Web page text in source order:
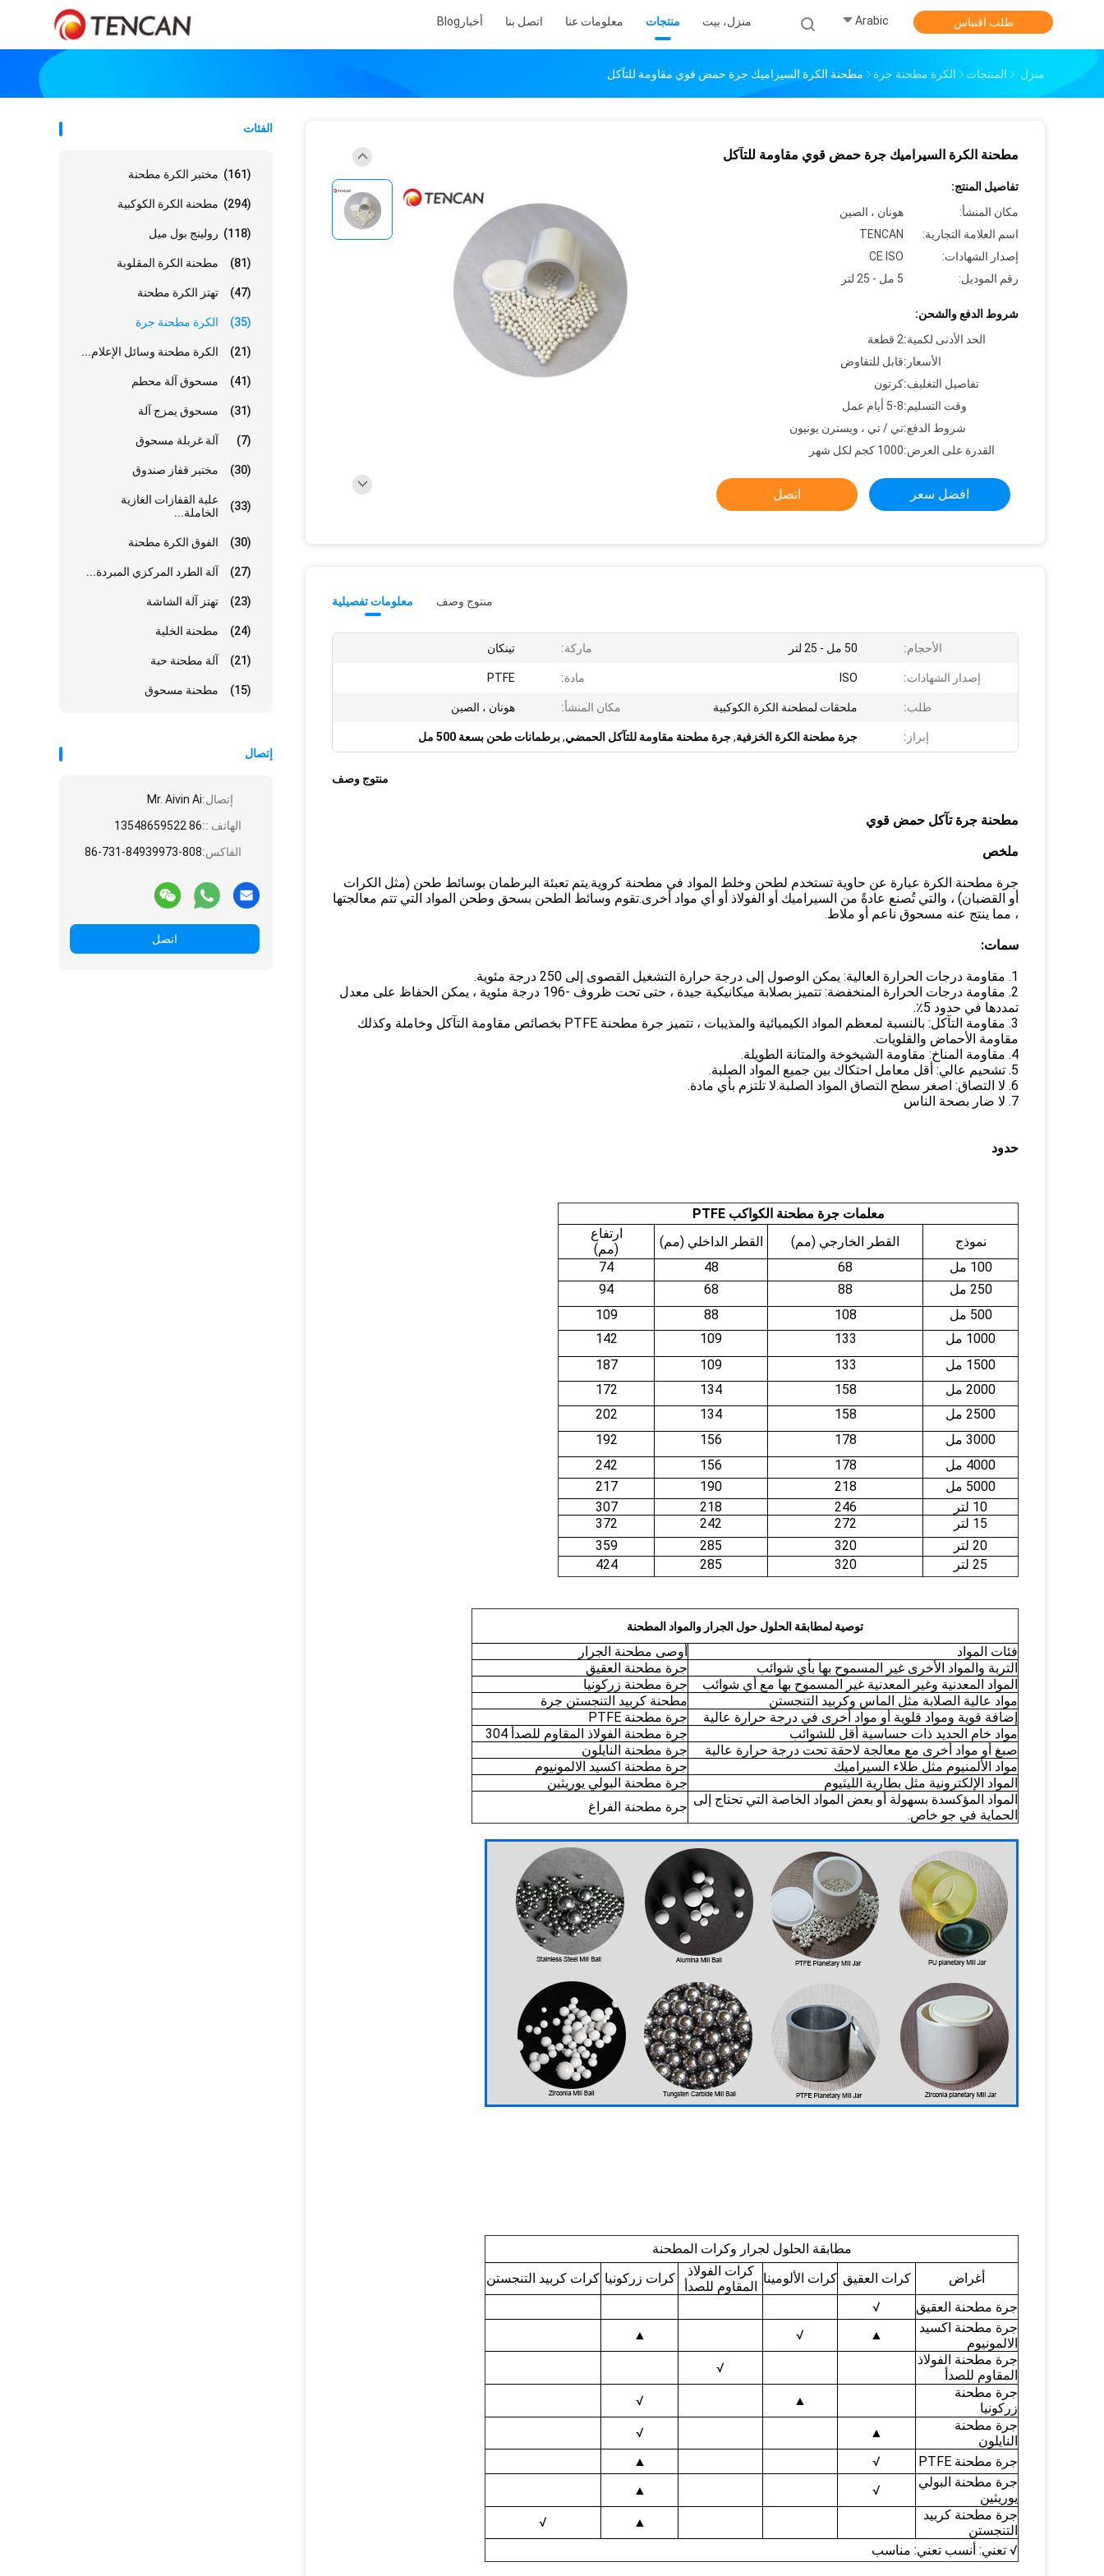
منزل، بيت منتجات معلومات عنا اتصل بنا أخبار Blog Arabic طلب اقتباس
منزل المنتجات الكرة مطحنة جرة مطحنة الكرة السيراميك جرة حمض قوي مقاومة للتآكل
الفئات
مختبر الكرة مطحنة (161)
مطحنة الكرة الكوكبية (294)
رولينج بول ميل (118)
مطحنة الكرة المقلوبة (81)
تهتز الكرة مطحنة (47)
الكرة مطحنة جرة (35)
الكرة مطحنة وسائل الإعلام... (21)
مسحوق آلة محطم (41)
مسحوق يمزج آلة (31)
آلة غربلة مسحوق (7)
مختبر قفاز صندوق (30)
علبة القفازات الغازية
الخاملة...
(33)
الفوق الكرة مطحنة (30)
آلة الطرد المركزي المبردة... (27)
تهتز آلة الشاشة (23)
مطحنة الخلية (24)
آلة مطحنة حبة (21)
مطحنة مسحوق (15)
إتصال
إتصال:Mr. Aivin Ai
الهاتف ::86 13548659522
الفاكس:86-731-84939973-808
اتصل
مطحنة الكرة السيراميك جرة حمض قوي مقاومة للتآكل
تفاصيل المنتج:
مكان المنشأ:
هونان ، الصين
اسم العلامة التجارية:
TENCAN
إصدار الشهادات:
CE ISO
رقم الموديل:
5 مل - 25 لتر
شروط الدفع والشحن:
الحد الأدنى لكمية:2 قطعة
الأسعار:قابل للتفاوض
تفاصيل التغليف:كرتون
وقت التسليم:5-8 أيام عمل
شروط الدفع:تي / تي ، ويسترن يونيون
القدرة على العرض:1000 كجم لكل شهر
افضل سعر اتصل
معلومات تفصيلية منتوج وصف
الأحجام: 50 مل - 25 لتر ماركة: تينكان
إصدار الشهادات: ISO مادة: PTFE
طلب: ملحقات لمطحنة الكرة الكوكبية مكان المنشأ: هونان ، الصين
إبراز: جرة مطحنة الكرة الخزفية,جرة مطحنة مقاومة للتآكل الحمضي,برطمانات طحن بسعة 500 مل
منتوج وصف
مطحنة جرة تآكل حمض قوي
ملخص
جرة مطحنة الكرة عبارة عن حاوية تستخدم لطحن وخلط المواد في مطحنة كروية.يتم تعبئة البرطمان بوسائط طحن (مثل الكرات
أو القضبان) ، والتي تُصنع عادةً من السيراميك أو الفولاذ أو أي مواد أخرى.تقوم وسائط الطحن بسحق وطحن المواد التي تتم معالجتها
، مما ينتج عنه مسحوق ناعم أو ملاط.
سمات:
1. مقاومة درجات الحرارة العالية: يمكن الوصول إلى درجة حرارة التشغيل القصوى إلى 250 درجة مئوية.
2. مقاومة درجات الحرارة المنخفضة: تتميز بصلابة ميكانيكية جيدة ، حتى تحت ظروف -196 درجة مئوية ، يمكن الحفاظ على معدل
تمددها في حدود 5٪.
3. مقاومة التآكل: بالنسبة لمعظم المواد الكيميائية والمذيبات ، تتميز جرة مطحنة PTFE بخصائص مقاومة التآكل وخاملة وكذلك
مقاومة الأحماض والقلويات.
4. مقاومة المناخ: مقاومة الشيخوخة والمتانة الطويلة.
5. تشحيم عالي: أقل معامل احتكاك بين جميع المواد الصلبة.
6. لا التصاق: اصغر سطح التصاق المواد الصلبة.لا تلتزم بأي مادة.
7. لا ضار بصحة الناس
حدود
معلمات جرة مطحنة الكواكب PTFE
نموذج
القطر الخارجي (مم) القطر الداخلي (مم)
ارتفاع
(مم)
100 مل
68
48
74
250 مل
88
68
94
500 مل
108
88
109
1000 مل
133
109
142
1500 مل
133
109
187
2000 مل
158
134
172
2500 مل
158
134
202
3000 مل
178
156
192
4000 مل
178
156
242
5000 مل
218
190
217
10 لتر
246
218
307
15 لتر
272
242
372
20 لتر
320
285
359
25 لتر
320
285
424
توصية لمطابقة الحلول حول الجرار والمواد المطحنة
فئات المواد
أوصى مطحنة الجرار
التربة والمواد الأخرى غير المسموح بها بأي شوائب
جرة مطحنة العقيق
المواد المعدنية وغير المعدنية غير المسموح بها مع أي شوائب
جرة مطحنة زركونيا
مواد عالية الصلابة مثل الماس وكربيد التنجستن
مطحنة كربيد التنجستن جرة
إضافة قوية ومواد قلوية أو مواد أخرى في درجة حرارة عالية
جرة مطحنة PTFE
مواد خام الحديد ذات حساسية أقل للشوائب
جرة مطحنة الفولاذ المقاوم للصدأ 304
صبغ أو مواد أخرى مع معالجة لاحقة تحت درجة حرارة عالية
جرة مطحنة النايلون
مواد الألمنيوم مثل طلاء السيراميك
جرة مطحنة اكسيد الالمونيوم
المواد الإلكترونية مثل بطارية الليثيوم
جرة مطحنة البولي يوريثين
المواد المؤكسدة بسهولة أو بعض المواد الخاصة التي تحتاج إلى
الحماية في جو خاص.
جرة مطحنة الفراغ
مطابقة الحلول لجرار وكرات المطحنة
أغراض
كرات العقيق كرات الألومينا
كرات الفولاذ
المقاوم للصدأ
كرات زركونيا كرات كربيد التنجستن
جرة مطحنة العقيق
√
جرة مطحنة اكسيد
الالمونيوم
▲
√
▲
جرة مطحنة الفولاذ
المقاوم للصدأ
√
جرة مطحنة
زركونيا
▲
√
جرة مطحنة
النايلون
▲
√
جرة مطحنة PTFE
√
▲
جرة مطحنة البولي
يوريثين
√
▲
جرة مطحنة كربيد
التنجستن
▲
√
√ تعني: أنسب تعني: مناسب